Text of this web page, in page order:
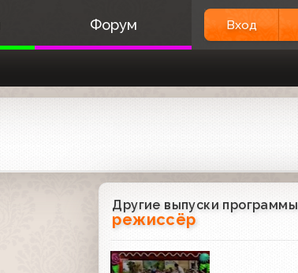
Форум Вход
Другие выпуски программы
режиссёр